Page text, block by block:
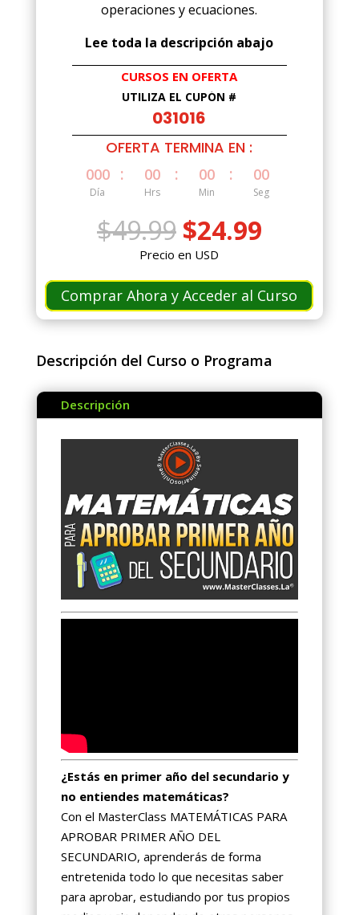
operaciones y ecuaciones.
Lee toda la descripción abajo
CURSOS EN OFERTA
UTILIZA EL CUPÓN #
031016
OFERTA TERMINA EN :
000
Día
: 00
Hrs
: 00
Min
: 00
Seg
$49.99 El
precio
original
era:
$49.99.
$24.99El
es:
$24.99.
Precio en USD
Comprar Ahora y Acceder al Curso
Descripción del Curso o Programa
Descripción
¿Estás en primer año del secundario y
no entiendes matemáticas?
Con el MasterClass MATEMÁTICAS PARA
APROBAR PRIMER AÑO DEL
SECUNDARIO, aprenderás de forma
entretenida todo lo que necesitas saber
para aprobar, estudiando por tus propios